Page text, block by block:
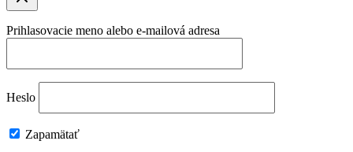
Prihlasovacie meno alebo e-mailová adresa
Heslo
Zapamätať